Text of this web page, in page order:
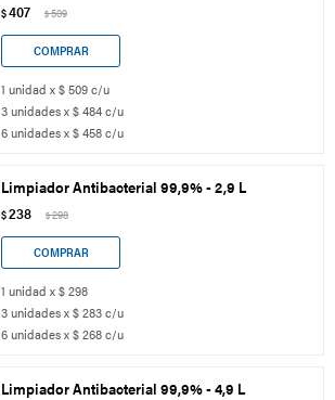
$407 $509
1 unidad x $ 509 c/u
3 unidades x $ 484 c/u
6 unidades x $ 458 c/u
Limpiador Antibacterial 99,9% - 2,9 L
$238 $298
1 unidad x $ 298
3 unidades x $ 283 c/u
6 unidades x $ 268 c/u
Limpiador Antibacterial 99,9% - 4,9 L